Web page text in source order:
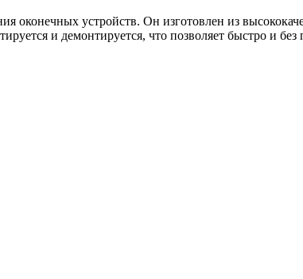
оконечных устройств. Он изготовлен из
и демонтируется, что позволяет быстро и без